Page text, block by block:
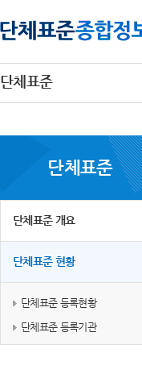
단체표준
단체표준
단체표준 개요
단체표준 현황
단체표준 등록현황
단체표준 등록기관